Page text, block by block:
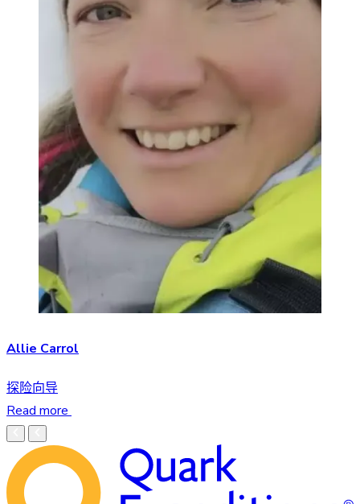
Allie Carrol
探险向导
Read more